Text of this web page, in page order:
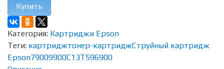
Купить
Категория: Картриджи Epson
Теги: картриджтонер-картриджСтруйный картридж
Epson79009900C13T596900